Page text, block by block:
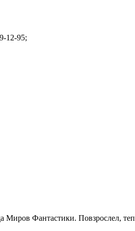
12-95;
Фантастики. Повзрослел,